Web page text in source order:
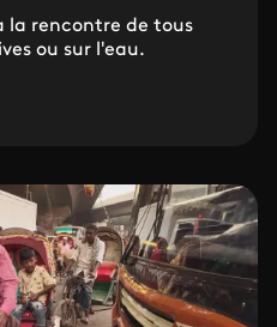
la rencontre de tous
ou sur l'eau.